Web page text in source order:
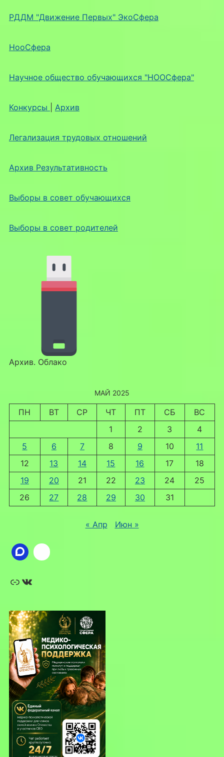
РДДМ "Движение Первых" ЭкоСфера
НооСфера
Научное общество обучающихся "НООСфера"
Конкурсы Архив
Легализация трудовых отношений
Архив Результативность
Выборы в совет обучающихся
Выборы в совет родителей
Архив. Облако
МАЙ 2025
ПН ВТ СР ЧТ ПТ СБ
ВС
1
2 3
4
5
6 7 8 9 10
11
12
13 14 15 16 17
18
19
20 21 22 23 24
25
26
27 28 29 30 31
« Апр Июн »
Ссылка